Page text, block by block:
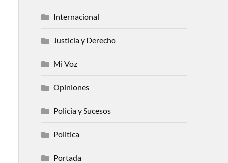
Internacional
Justicia y Derecho
Mi Voz
Opiniones
Policia y Sucesos
Politica
Portada